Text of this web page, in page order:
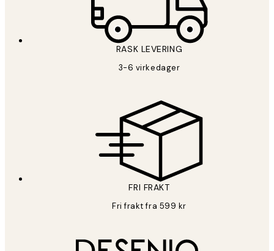
RASK LEVERING
3-6 virkedager
FRI FRAKT
Fri frakt fra 599 kr